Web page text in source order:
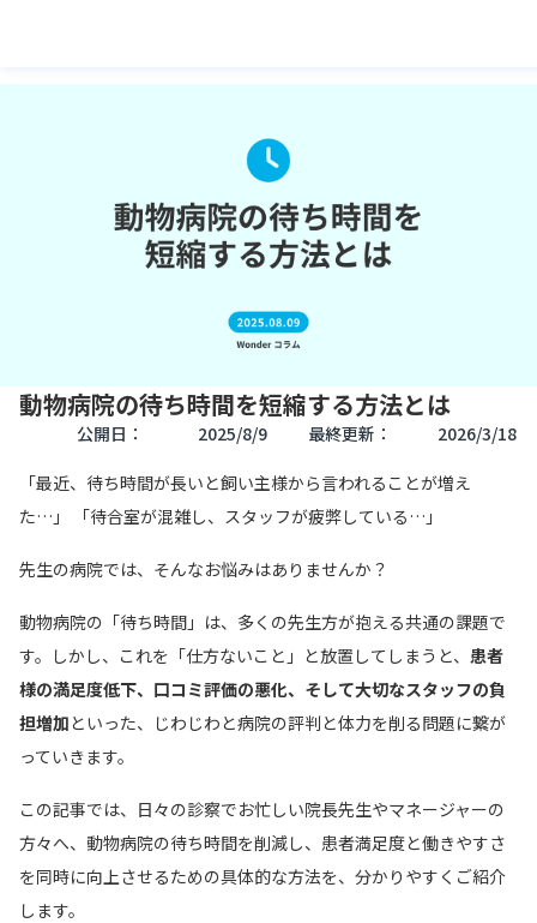
動物病院の待ち時間を短縮する方法とは
公開日： 2025/8/9 最終更新： 2026/3/18
「最近、待ち時間が長いと飼い主様から言われることが増え
た…」 「待合室が混雑し、スタッフが疲弊している…」
先生の病院では、そんなお悩みはありませんか？
動物病院の「待ち時間」は、多くの先生方が抱える共通の課題で
す。しかし、これを「仕方ないこと」と放置してしまうと、 患者
様の満足度低下、口コミ評価の悪化、そして大切なスタッフの負
担増加といった、じわじわと病院の評判と体力を削る問題に繋が
っていきます。
この記事では、日々の診察でお忙しい院長先生やマネージャーの
方々へ、動物病院の待ち時間を削減し、患者満足度と働きやすさ
を同時に向上させるための具体的な方法を、分かりやすくご紹介
します。